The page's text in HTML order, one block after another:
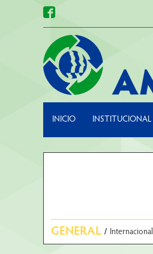
INICIO INSTITUCIONAL
GENERAL / Internacional